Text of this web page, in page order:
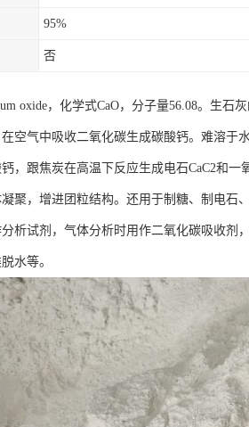
95%
否
oxide，化学式CaO，分子量56.08。生
空气中吸收二氧化碳生成碳酸钙。难溶于
，跟焦炭在高温下反应生成电石CaC2和
聚，增进团粒结构。还用于制糖、制电石
析试剂，气体分析时用作二氧化碳吸收剂
水等。